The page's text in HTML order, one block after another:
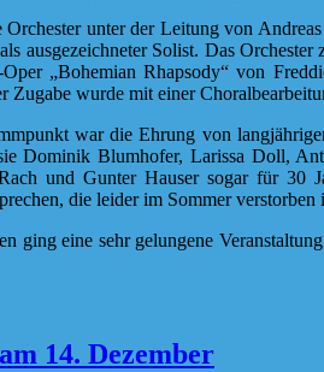
Orchester unter der Leitung von
ausgezeichneter Solist. Das
„Bohemian Rhapsody“ von
Zugabe wurde mit einer
war die Ehrung von
Dominik Blumhofer, Larissa Doll,
und Gunter Hauser sogar für 30
die leider im Sommer
ging eine sehr gelungene
14. Dezember